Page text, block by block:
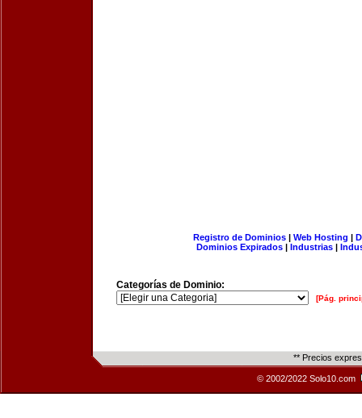
Registro de Dominios| Web Hosting |
Dominios Expirados | Industrias |
Categorías de Dominio:
[Pág.
** Precios
© 2002/2022 Solo10.com